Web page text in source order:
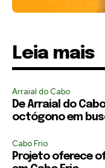
Leia mais
Arraial do Cabo
De Arraial do
octógono em
Cabo Frio
Projeto oferece